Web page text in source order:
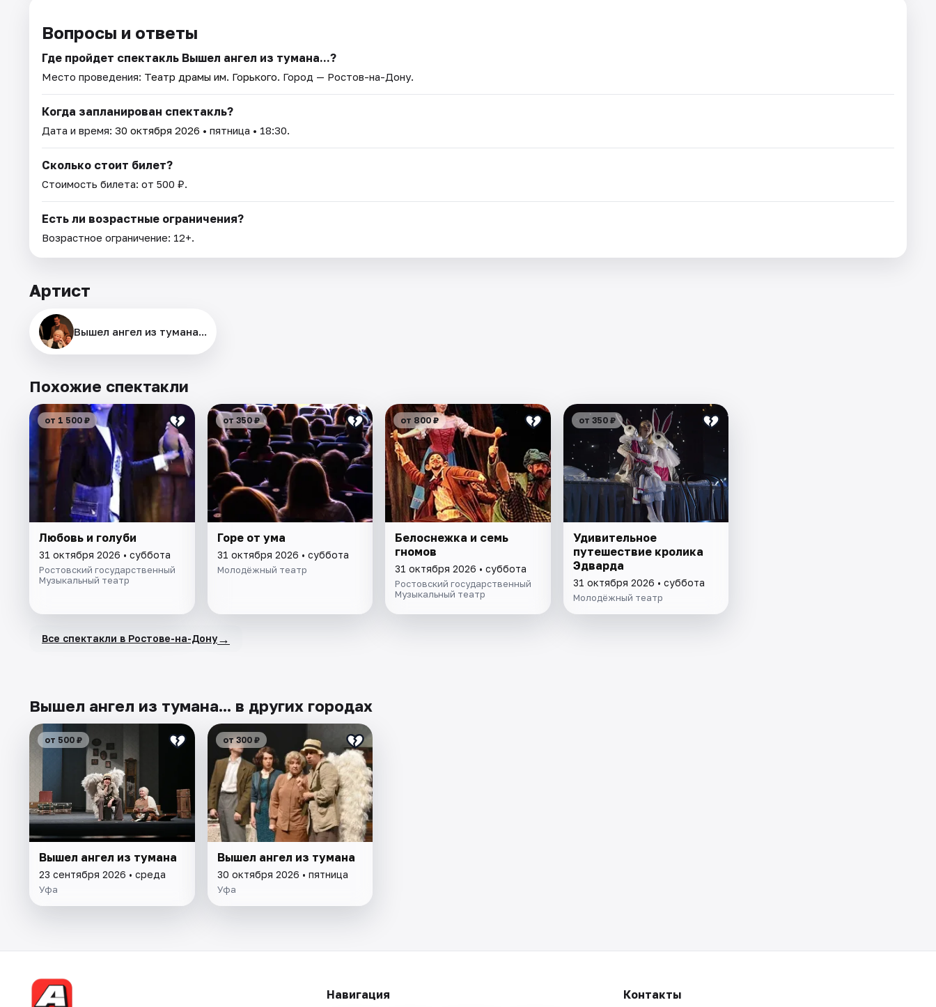
Вопросы и ответы
Где пройдет спектакль Вышел ангел из тумана...?
Место проведения: Театр драмы им. Горького. Город — Ростов-на-Дону.
Когда запланирован спектакль?
Дата и время: 30 октября 2026 • пятница • 18:30.
Сколько стоит билет?
Стоимость билета: от 500 ₽.
Есть ли возрастные ограничения?
Возрастное ограничение: 12+.
Артист
Вышел ангел из тумана...
Похожие спектакли
от 1 500 ₽
Любовь и голуби
31 октября 2026 • суббота
Ростовский государственный
Музыкальный театр
от 350 ₽
Горе от ума
31 октября 2026 • суббота
Молодёжный театр
от 800 ₽
Белоснежка и семь
гномов
31 октября 2026 • суббота
Ростовский государственный
Музыкальный театр
от 350 ₽
Удивительное
путешествие кролика
Эдварда
31 октября 2026 • суббота
Молодёжный театр
Все спектакли в Ростове-на-Дону→
Вышел ангел из тумана... в других городах
от 500 ₽
Вышел ангел из тумана
23 сентября 2026 • среда
Уфа
от 300 ₽
Вышел ангел из тумана
30 октября 2026 • пятница
Уфа
Навигация Контакты